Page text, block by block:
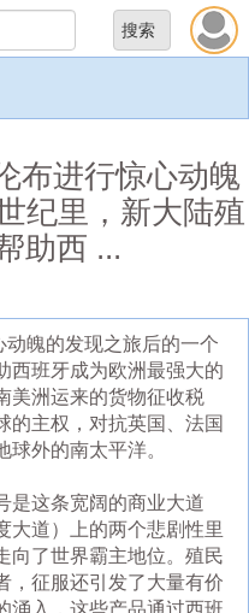
布进行惊心动魄
纪里，新大陆殖
助西 ...
魄的发现之旅后的一个
西班牙成为欧洲最强大的
美洲运来的货物征收税
的主权，对抗英国、法国
外的南太平洋。
是这条宽阔的商业大道
大道）上的两个悲剧性里
向了世界霸主地位。殖民
，征服还引发了大量有价
涌入，这些产品通过西班